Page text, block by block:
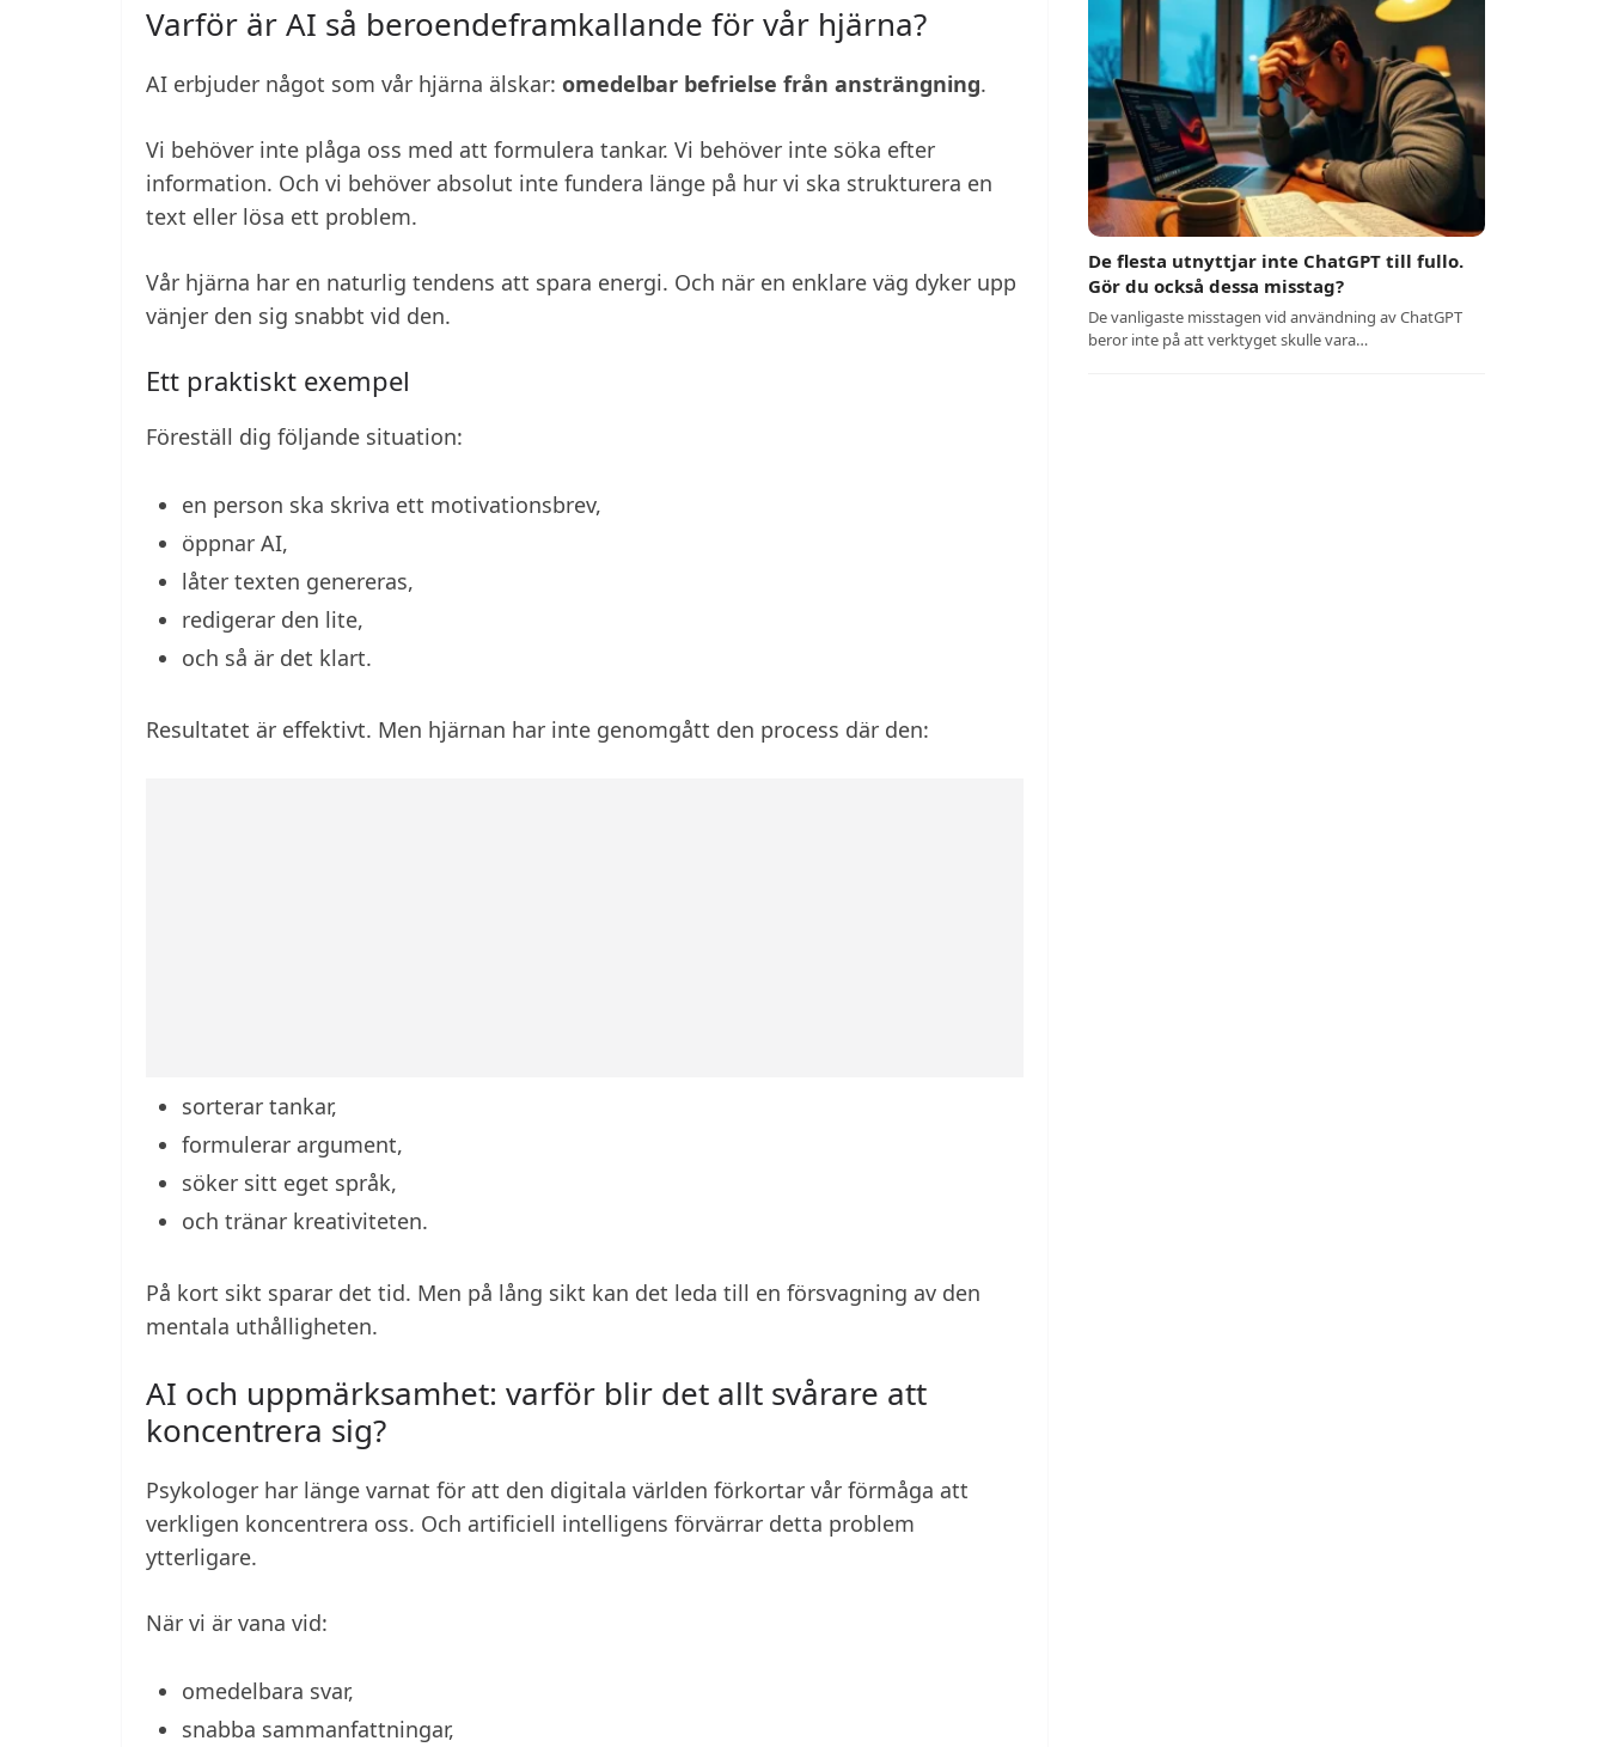
Varför är AI så beroendeframkallande för vår hjärna?
AI erbjuder något som vår hjärna älskar: omedelbar befrielse från ansträngning.
Vi behöver inte plåga oss med att formulera tankar. Vi behöver inte söka efter
information. Och vi behöver absolut inte fundera länge på hur vi ska strukturera en
text eller lösa ett problem.
Vår hjärna har en naturlig tendens att spara energi. Och när en enklare väg dyker upp
vänjer den sig snabbt vid den.
Ett praktiskt exempel
Föreställ dig följande situation:
en person ska skriva ett motivationsbrev,
öppnar AI,
låter texten genereras,
redigerar den lite,
och så är det klart.
Resultatet är effektivt. Men hjärnan har inte genomgått den process där den:
sorterar tankar,
formulerar argument,
söker sitt eget språk,
och tränar kreativiteten.
På kort sikt sparar det tid. Men på lång sikt kan det leda till en försvagning av den
mentala uthålligheten.
AI och uppmärksamhet: varför blir det allt svårare att
koncentrera sig?
Psykologer har länge varnat för att den digitala världen förkortar vår förmåga att
verkligen koncentrera oss. Och artificiell intelligens förvärrar detta problem
ytterligare.
När vi är vana vid:
omedelbara svar,
snabba sammanfattningar,
De flesta utnyttjar inte ChatGPT till fullo.
Gör du också dessa misstag?
De vanligaste misstagen vid användning av ChatGPT
beror inte på att verktyget skulle vara…